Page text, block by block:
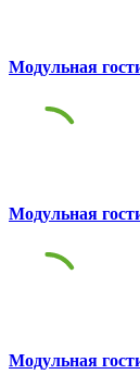
Модульная
Модульная
Модульная